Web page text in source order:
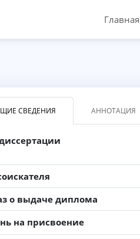
Главная
СВЕДЕНИЯ АННОТАЦИЯ
о выдаче диплома
на присвоение